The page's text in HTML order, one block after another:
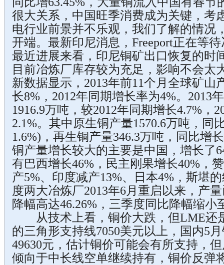
很大关系，中国旺季消费成为关键，考
电行业前景并不乐观，我们了解的情况
开端。最新印尼消息，Freeport正在等
最近进展来看，印尼铜矿出口恢复的时
目前冶炼厂库存较为充足，影响不会太
新数据显示，2013年前11个月全球矿山
长8%，2012年同期增长率为4%。2013
1916.9万吨，较2012年同期增长4.7%，
2.1%。其中原生铜产量1570.6万吨，同
1.6%)，再生铜产量346.3万吨，同比增
铜产量增长较大的主要是中国，增长了
有巴西增长46%，民主刚果增长40%，
产5%、印度减产13%、日本4%，斯堪
度两大冶炼厂2013年6月重启以来，产
降幅高达46.26%，三季度同比降幅缩小
从技术上看，铜价大跌，但LME还
的三角形支持线7050美元以上，国内5
49630元，估计铜价可能会有所支持，
倾向于中长线空单继续持有，铜价反弹